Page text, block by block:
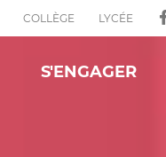
COLLÈGE LYCÉE
S'ENGAGER